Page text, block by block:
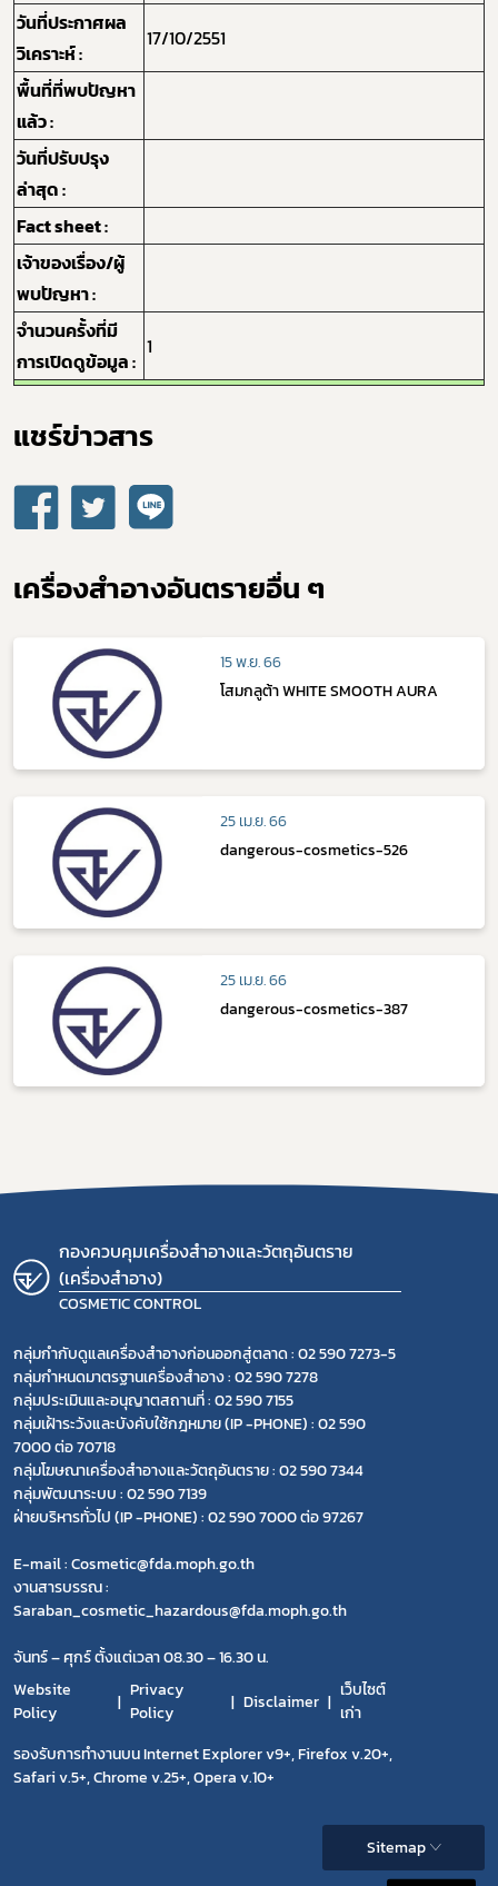
วันที่ประกาศผล
วิเคราะห์ :
17/10/2551
พื้นที่ที่พบปัญหา
แล้ว :
วันที่ปรับปรุง
ล่าสุด :
Fact sheet :
เจ้าของเรื่อง/ผู้
พบปัญหา :
จำนวนครั้งที่มี
การเปิดดูข้อมูล :
1
แชร์ข่าวสาร​
เครื่องสำอางอันตรายอื่น ๆ
15 พ.ย. 66
โสมกลูต้า WHITE SMOOTH AURA
25 เม.ย. 66
dangerous-cosmetics-526
25 เม.ย. 66
dangerous-cosmetics-387
กองควบคุมเครื่องสำอางและวัตถุอันตราย
(เครื่องสำอาง)
COSMETIC CONTROL
กลุ่มกำกับดูแลเครื่องสำอางก่อนออกสู่ตลาด : 02 590 7273-5
กลุ่มกำหนดมาตรฐานเครื่องสำอาง : 02 590 7278
กลุ่มประเมินและอนุญาตสถานที่ : 02 590 7155
กลุ่มเฝ้าระวังและบังคับใช้กฎหมาย (IP -PHONE) : 02 590
7000 ต่อ 70718
กลุ่มโฆษณาเครื่องสำอางและวัตถุอันตราย : 02 590 7344
กลุ่มพัฒนาระบบ : 02 590 7139
ฝ่ายบริหารทั่วไป (IP -PHONE) : 02 590 7000 ต่อ 97267
E-mail : Cosmetic@fda.moph.go.th
งานสารบรรณ :
Saraban_cosmetic_hazardous@fda.moph.go.th
จันทร์ – ศุกร์ ตั้งแต่เวลา 08.30 – 16.30 น.
Website
Policy
Privacy
Policy
Disclaimer
เว็บไซต์
เก่า
รองรับการทำงานบน Internet Explorer v9+, Firefox v.20+,
Safari v.5+, Chrome v.25+, Opera v.10+
Sitemap
กฎหมาย